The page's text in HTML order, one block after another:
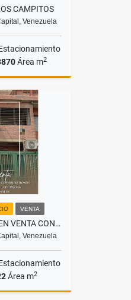
CAMPITOS
Venezuela
Área m2
Venta
VENTA
LOS ROSALES LOCAL EN VENTA CON O SIN FONDO DE COMERCIO
Venezuela
Área m2